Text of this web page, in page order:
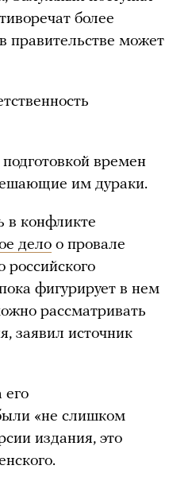
более
правительстве может
времен
им дураки.
в конфликте
дело о провале
фигурирует в нем
рассматривать
заявил источник
его
«не слишком
издания, это